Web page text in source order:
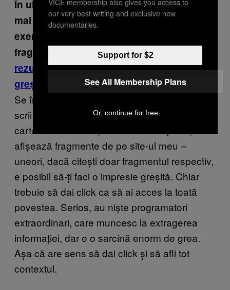
În ultima vreme, oamenii au devenit un pic
mai sceptici cu ce citesc online – de
exemplu, se pare că mare parte din
fragmentele afișate de Google
rezultatele de căutare sunt incredibil de
greșite
. Ești conștient de fenomenul ăsta?
Se întâmplă, de fapt, și cu site-ul meu. Dacă
scrii niște citate pentru care Google a creat
cartoane din astea, sau cum le-o spune, care
afișează fragmente de pe site-ul meu –
uneori, dacă citești doar fragmentul respectiv,
e posibil să-ți faci o impresie greșită. Chiar
trebuie să dai click ca să ai acces la toată
povestea. Serios, au niște programatori
extraordinari, care muncesc la extragerea
informației, dar e o sarcină enorm de grea.
Așa că are sens să dai click și să afli tot
contextul.
our very best writing and exclusive new
documentaries.
Support for $2
See All Membership Plans
Or, continue for free